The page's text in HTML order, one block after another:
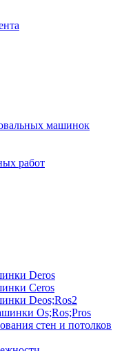
машинок
работ
Deros
Ceros
Deos;Ros2
Os;Ros;Pros
стен и потолков